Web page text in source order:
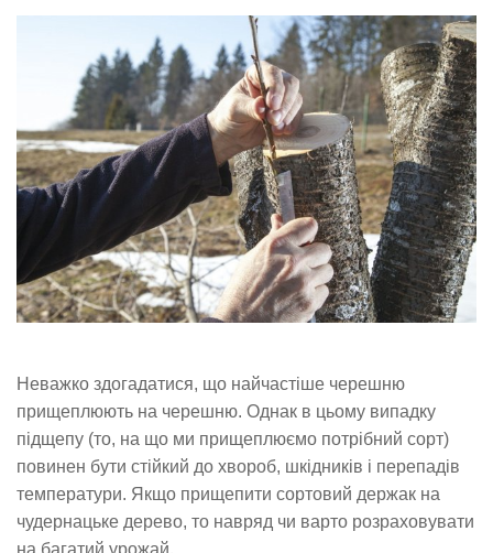
Неважко здогадатися, що найчастіше черешню
прищеплюють на черешню. Однак в цьому випадку
підщепу (то, на що ми прищеплюємо потрібний сорт)
повинен бути стійкий до хвороб, шкідників і перепадів
температури. Якщо прищепити сортовий держак на
чудернацьке дерево, то навряд чи варто розраховувати
на багатий урожай.